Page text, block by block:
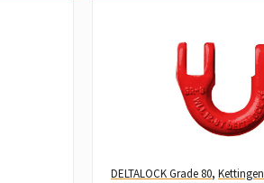
DELTALOCK Grade 80,